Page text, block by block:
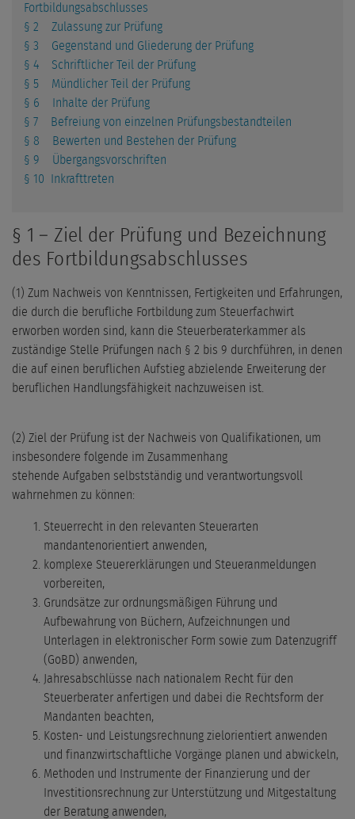
Fortbildungsabschlusses
§ 2 Zulassung zur Prüfung
§ 3 Gegenstand und Gliederung der Prüfung
§ 4 Schriftlicher Teil der Prüfung
§ 5 Mündlicher Teil der Prüfung
§ 6 Inhalte der Prüfung
§ 7 Befreiung von einzelnen Prüfungsbestandteilen
§ 8 Bewerten und Bestehen der Prüfung
§ 9 Übergangsvorschriften
§ 10 Inkrafttreten
§ 1 – Ziel der Prüfung und Bezeichnung
des Fortbildungsabschlusses
(1) Zum Nachweis von Kenntnissen, Fertigkeiten und Erfahrungen,
die durch die berufliche Fortbildung zum Steuerfachwirt
erworben worden sind, kann die Steuerberaterkammer als
zuständige Stelle Prüfungen nach § 2 bis 9 durchführen, in denen
die auf einen beruflichen Aufstieg abzielende Erweiterung der
beruflichen Handlungsfähigkeit nachzuweisen ist.
(2) Ziel der Prüfung ist der Nachweis von Qualifikationen, um
insbesondere folgende im Zusammenhang
stehende Aufgaben selbstständig und verantwortungsvoll
wahrnehmen zu können:
Steuerrecht in den relevanten Steuerarten
mandantenorientiert anwenden,
komplexe Steuererklärungen und Steueranmeldungen
vorbereiten,
Grundsätze zur ordnungsmäßigen Führung und
Aufbewahrung von Büchern, Aufzeichnungen und
Unterlagen in elektronischer Form sowie zum Datenzugriff
(GoBD) anwenden,
Jahresabschlüsse nach nationalem Recht für den
Steuerberater anfertigen und dabei die Rechtsform der
Mandanten beachten,
Kosten- und Leistungsrechnung zielorientiert anwenden
und finanzwirtschaftliche Vorgänge planen und abwickeln,
Methoden und Instrumente der Finanzierung und der
Investitionsrechnung zur Unterstützung und Mitgestaltung
der Beratung anwenden,